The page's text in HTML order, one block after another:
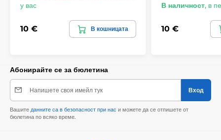
у вас
10 € В кошницата
В наличност, в
10 €
Абонирайте се за бюлетина
Напишете своя имейл тук Вход
Вашите данните са в безопасност при нас и можете да се отпишете от
бюлетина по всяко време.